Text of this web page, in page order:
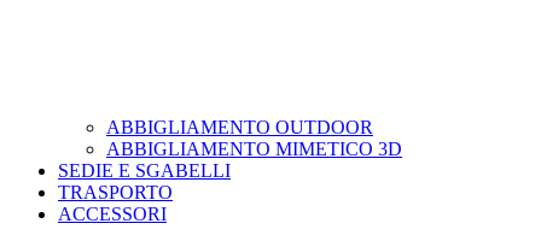
ABBIGLIAMENTO OUTDOOR
ABBIGLIAMENTO MIMETICO 3D
SEDIE E SGABELLI
TRASPORTO
ACCESSORI